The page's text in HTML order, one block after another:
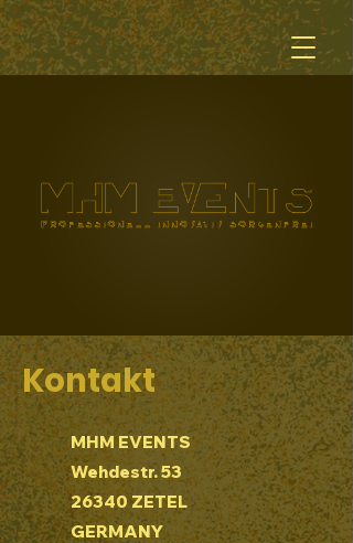
Kontakt
MHM EVENTS
Wehdestr. 53
26340 ZETEL
GERMANY